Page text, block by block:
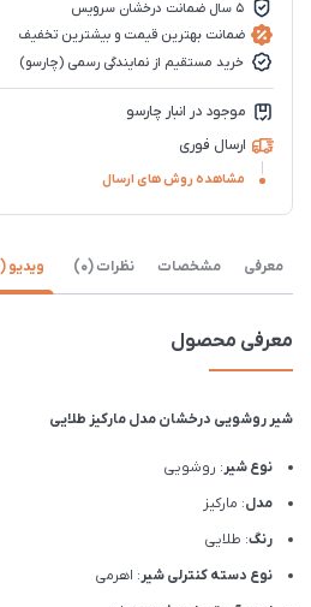
5 سال ضمانت درخشان سرویس
ضمانت بهترین قیمت و بیشترین تخفیف
خرید مستقیم از نمایندگی رسمی (چارسو)
موجود در انبار چارسو
ارسال فوری
مشاهده روش های ارسال
معرفی مشخصات نظرات (0) ویدیو (6)
معرفی محصول
شیر روشویی درخشان مدل مارکیز طلایی
نوع شیر: روشویی
مدل: مارکیز
رنگ: طلایی
نوع دسته کنترلی شیر: اهرمی